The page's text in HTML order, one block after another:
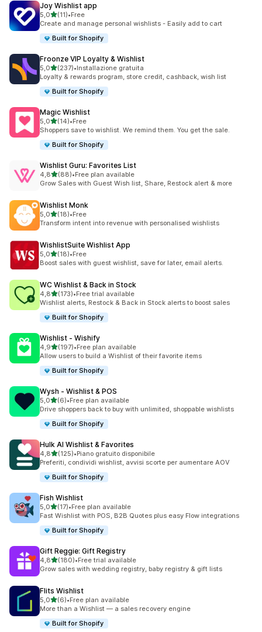
Joy Wishlist app
5,0stelle su 5
(11)
11 recensioni totali
•Free
Create and manage personal wishlists - Easily add to cart
Built for Shopify
Froonze VIP Loyalty & Wishlist
5,0stelle su 5
(237)
237 recensioni totali
•Installazione gratuita
Loyalty & rewards program, store credit, cashback, wish list
Built for Shopify
Magic Wishlist
5,0stelle su 5
(14)
14 recensioni totali
•Free
Shoppers save to wishlist. We remind them. You get the sale.
Built for Shopify
Wishlist Guru: Favorites List
4,8stelle su 5
(88)
88 recensioni totali
•Free plan available
Grow Sales with Guest Wish list, Share, Restock alert & more
Wishlist Monk
5,0stelle su 5
(18)
18 recensioni totali
•Free
Transform intent into revenue with personalised wishlists
WishlistSuite Wishlist App
5,0stelle su 5
(18)
18 recensioni totali
•Free
Boost sales with guest wishlist, save for later, email alerts.
WC Wishlist & Back in Stock
4,8stelle su 5
(173)
173 recensioni totali
•Free trial available
Wishlist alerts, Restock & Back in Stock alerts to boost sales
Built for Shopify
Wishlist ‑ Wishify
4,9stelle su 5
(197)
197 recensioni totali
•Free plan available
Allow users to build a Wishlist of their favorite items
Built for Shopify
Wysh ‑ Wishlist & POS
5,0stelle su 5
(6)
6 recensioni totali
•Free plan available
Drive shoppers back to buy with unlimited, shoppable wishlists
Built for Shopify
Hulk AI Wishlist & Favorites
4,8stelle su 5
(125)
125 recensioni totali
•Piano gratuito disponibile
Preferiti, condividi wishlist, avvisi scorte per aumentare AOV
Built for Shopify
Fish Wishlist
5,0stelle su 5
(17)
17 recensioni totali
•Free plan available
Fast Wishlist with POS, B2B Quotes plus easy Flow integrations
Built for Shopify
Gift Reggie: Gift Registry
4,8stelle su 5
(180)
180 recensioni totali
•Free trial available
Grow sales with wedding registry, baby registry & gift lists
Flits Wishlist
5,0stelle su 5
(6)
6 recensioni totali
•Free plan available
More than a Wishlist — a sales recovery engine
Built for Shopify